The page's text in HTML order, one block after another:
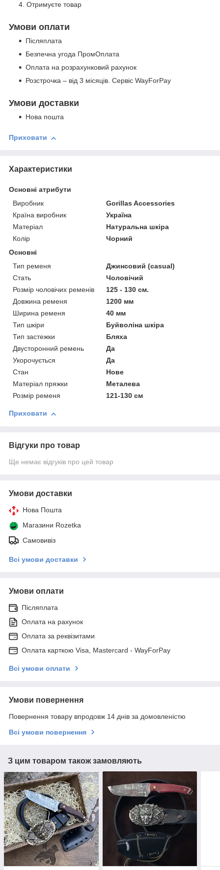
Отримуєте товар
Умови оплати
Післяплата
Безпечна угода ПромОплата
Оплата на розрахунковий рахунок
Розстрочка – від 3 місяців. Сервіс WayForPay
Умови доставки
Нова пошта
Приховати
Характеристики
Основні атрибути
Виробник
Gorillas Accessories
Країна виробник
Україна
Матеріал
Натуральна шкіра
Колір
Чорний
Основні
Тип ременя
Джинсовий (casual)
Стать
Чоловічий
Розмір чоловічих ременів
125 - 130 см.
Довжина ременя
1200 мм
Ширина ременя
40 мм
Тип шкіри
Буйволіна шкіра
Тип застежки
Бляха
Двусторонний ремень
Да
Укорочується
Да
Стан
Нове
Матеріал пряжки
Металева
Розмір ременя
121-130 см
Приховати
Відгуки про товар
Ще немає відгуків про цей товар
Умови доставки
Нова Пошта
Магазини Rozetka
Самовивіз
Всі умови доставки
Умови оплати
Післяплата
Оплата на рахунок
Оплата за реквізитами
Оплата карткою Visa, Mastercard - WayForPay
Всі умови оплати
Умови повернення
Повернення товару впродовж 14 днів за домовленістю
Всі умови повернення
З цим товаром також замовляють